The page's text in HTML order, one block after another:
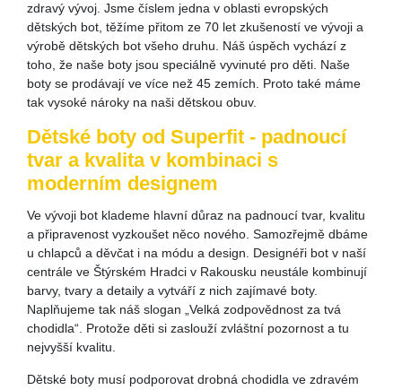
zdravý vývoj. Jsme číslem jedna v oblasti evropských
dětských bot, těžíme přitom ze 70 let zkušeností ve vývoji a
výrobě dětských bot všeho druhu. Náš úspěch vychází z
toho, že naše boty jsou speciálně vyvinuté pro děti. Naše
boty se prodávají ve více než 45 zemích. Proto také máme
tak vysoké nároky na naši dětskou obuv.
Dětské boty od Superfit - padnoucí
tvar a kvalita v kombinaci s
moderním designem
Ve vývoji bot klademe hlavní důraz na padnoucí tvar, kvalitu
a připravenost vyzkoušet něco nového. Samozřejmě dbáme
u chlapců a děvčat i na módu a design. Designéři bot v naší
centrále ve Štýrském Hradci v Rakousku neustále kombinují
barvy, tvary a detaily a vytváří z nich zajímavé boty.
Naplňujeme tak náš slogan „Velká zodpovědnost za tvá
chodidla“. Protože děti si zaslouží zvláštní pozornost a tu
nejvyšší kvalitu.
Dětské boty musí podporovat drobná chodidla ve zdravém